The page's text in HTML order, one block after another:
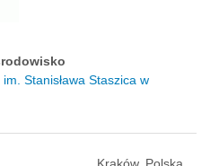
Stanisława Staszica w